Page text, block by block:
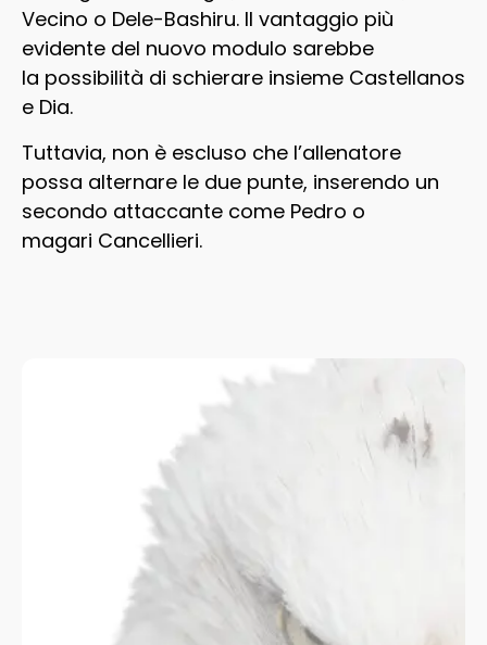
Vecino o Dele-Bashiru. Il vantaggio più
evidente del nuovo modulo sarebbe
la possibilità di schierare insieme Castellanos
e Dia.
Tuttavia, non è escluso che l’allenatore
possa alternare le due punte, inserendo un
secondo attaccante come Pedro o
magari Cancellieri.